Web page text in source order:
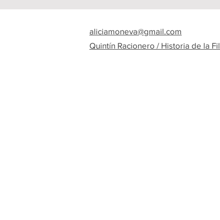
aliciamoneva@gmail.com
Quintín Racionero / Historia de la